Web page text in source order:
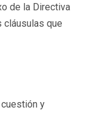
de la Directiva
que
y